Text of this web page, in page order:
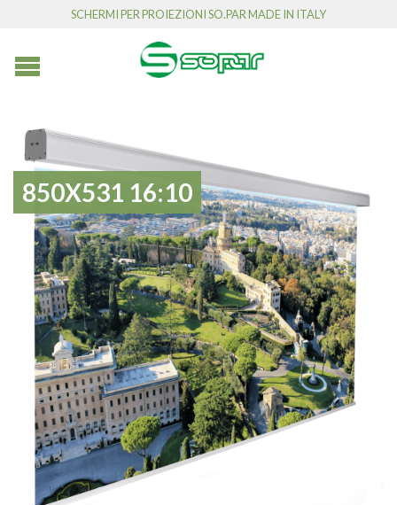
SCHERMI PER PROIEZIONI SO.PAR MADE IN ITALY
850X531 16:10